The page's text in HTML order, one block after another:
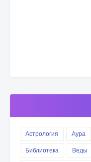
Астрология Аура
Библиотека
Веды